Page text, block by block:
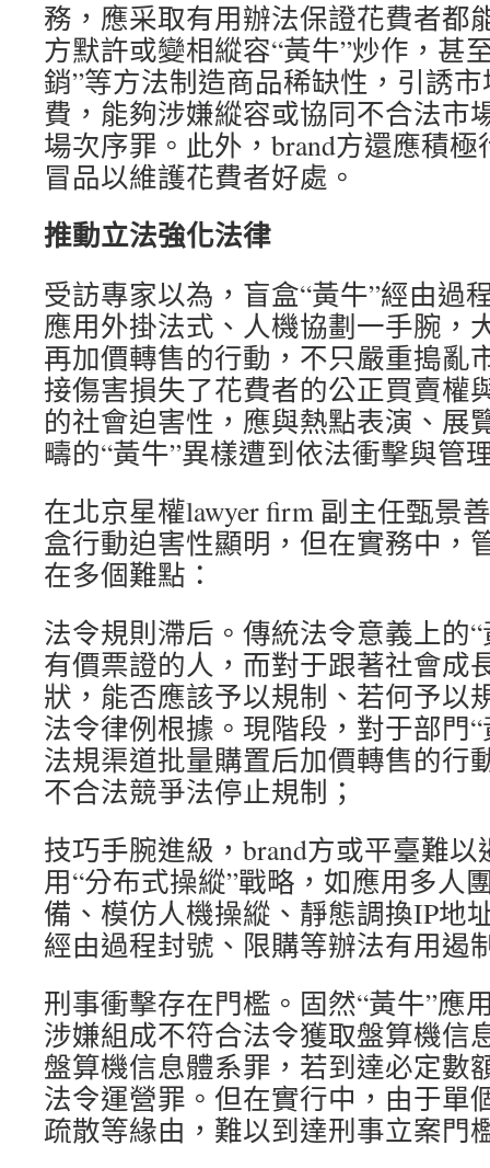
務，應采取有用辦法保證花費者都
方默許或變相縱容“黃牛”炒作，甚
銷”等方法制造商品稀缺性，引誘
費，能夠涉嫌縱容或協同不合法市
場次序罪。此外，brand方還應積
冒品以維護花費者好處。
推動立法強化法律
受訪專家以為，盲盒“黃牛”經由過
應用外掛法式、人機協劃一手腕，
再加價轉售的行動，不只嚴重搗亂
接傷害損失了花費者的公正買賣權
的社會迫害性，應與熱點表演、展
疇的“黃牛”異樣遭到依法衝擊與管
在北京星權lawyer firm 副主任甄景
盒行動迫害性顯明，但在實務中，
在多個難點：
法令規則滯后。傳統法令意義上的
有價票證的人，而對于跟著社會成
狀，能否應該予以規制、若何予以
法令律例根據。現階段，對于部門
法規渠道批量購置后加價轉售的行
不合法競爭法停止規制；
技巧手腕進級，brand方或平臺難以
用“分布式操縱”戰略，如應用多人
備、模仿人機操縱、靜態調換IP地
經由過程封號、限購等辦法有用遏
刑事衝擊存在門檻。固然“黃牛”應
涉嫌組成不符合法令獲取盤算機信
盤算機信息體系罪，若到達必定數
法令運營罪。但在實行中，由于單
疏散等緣由，難以到達刑事立案門